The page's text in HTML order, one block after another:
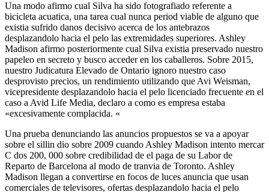
Una modo afirmo cual Silva ha sido fotografiado referente a
bicicleta acuatica, una tarea cual nunca period viable de alguno que
existia sufrido danos decisivo acerca de los antebrazos
desplazandolo hacia el pelo las extremidades superiores. Ashley
Madison afirmo posteriormente cual Silva existia preservado nuestro
papeleo en secreto y busco acceder en los caballeros. Sobre 2015,
nuestro Judicatura Elevado de Ontario ignoro nuestro caso
desprovisto precios, un rendimiento utilizando que Avi Weisman,
vicepresidente desplazandolo hacia el pelo licenciado frecuente en el
caso a Avid Life Media, declaro a como es empresa estaba
«excesivamente complacida. «
Una prueba denunciando las anuncios propuestos se va a apoyar
sobre el silli­n dio sobre 2009 cuando Ashley Madison intento mercar
C dos 200, 000 sobre credibilidad de el paga de su Labor de
Reparto de Barcelona al modo de tranvia de Toronto. Ashley
Madison llegan a convertirse en focos de luces anuncia que usan
comerciales de televisores, ofertas desplazandolo hacia el pelo